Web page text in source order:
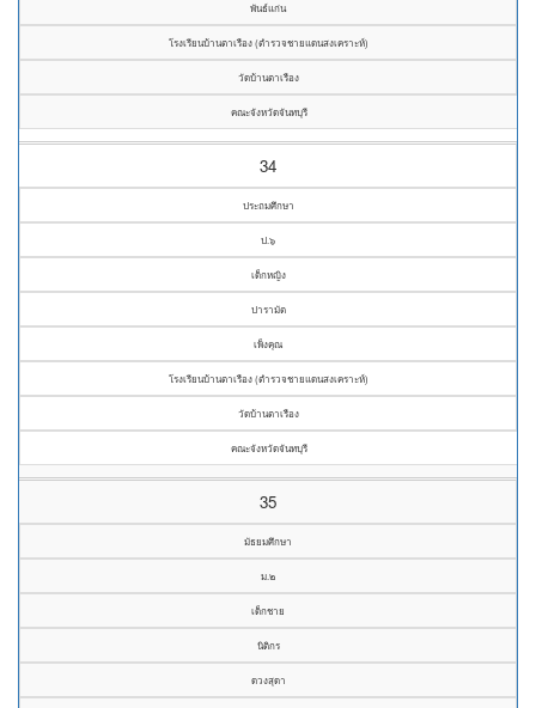
พันธ์แก่น
โรงเรียนบ้านตาเรือง (ตำรวจชายแดนสงเคราะห์)
วัดบ้านตาเรือง
คณะจังหวัดจันทบุรี
34
ประถมศึกษา
ป.๖
เด็กหญิง
ปารามัต
เพ็งคุณ
โรงเรียนบ้านตาเรือง (ตำรวจชายแดนสงเคราะห์)
วัดบ้านตาเรือง
คณะจังหวัดจันทบุรี
35
มัธยมศึกษา
ม.๒
เด็กชาย
นิติกร
ดวงสุดา